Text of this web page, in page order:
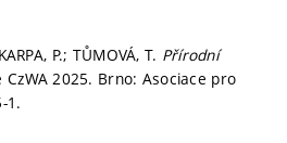
P.; TŮMOVÁ, T. Přírodní
2025. Brno: Asociace pro
1.